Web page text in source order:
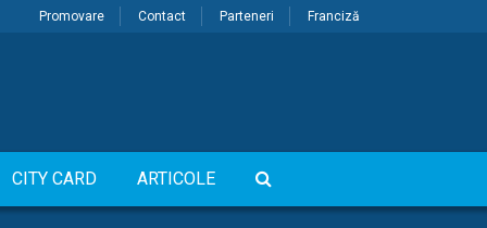
Promovare Contact Parteneri Franciză
CITY CARD ARTICOLE